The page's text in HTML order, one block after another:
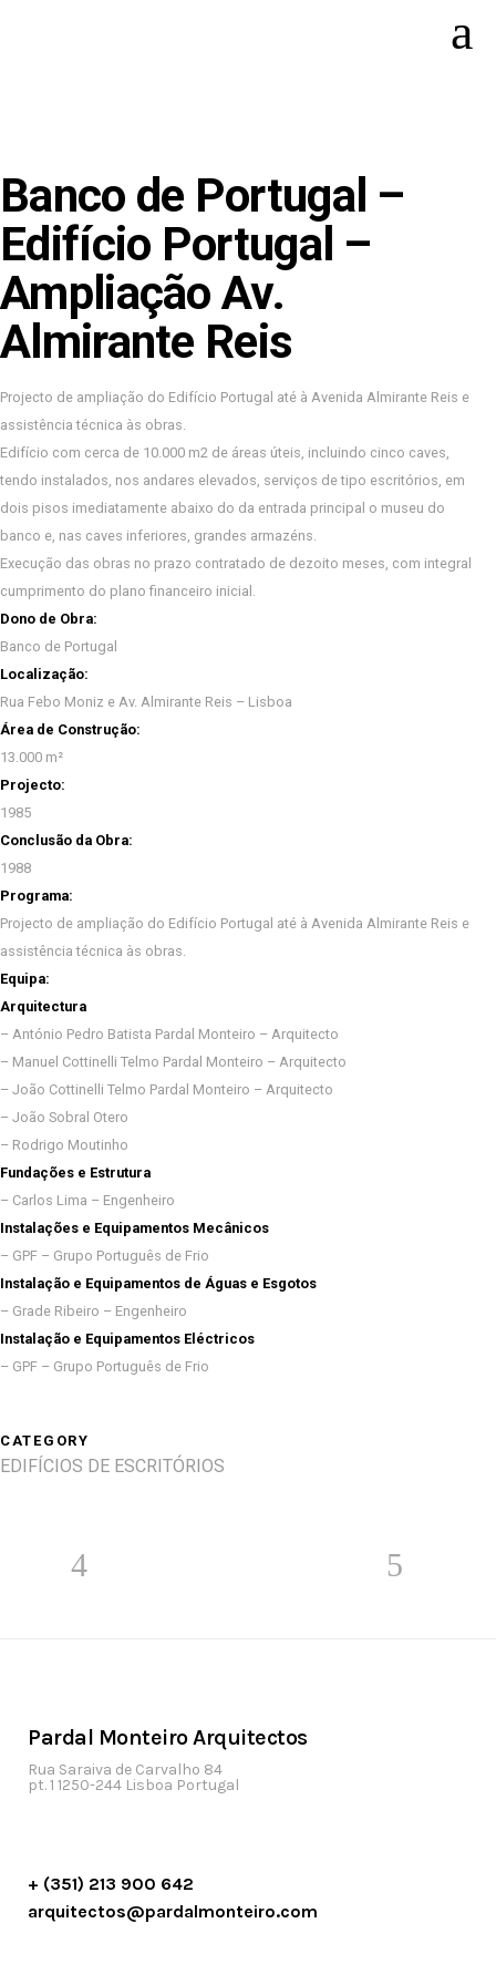
Banco de Portugal –
Edifício Portugal –
Ampliação Av.
Almirante Reis
Projecto de ampliação do Edifício Portugal até à Avenida Almirante Reis e
assistência técnica às obras.
Edifício com cerca de 10.000 m2 de áreas úteis, incluindo cinco caves,
tendo instalados, nos andares elevados, serviços de tipo escritórios, em
dois pisos imediatamente abaixo do da entrada principal o museu do
banco e, nas caves inferiores, grandes armazéns.
Execução das obras no prazo contratado de dezoito meses, com integral
cumprimento do plano financeiro inicial.
Dono de Obra:
Banco de Portugal
Localização:
Rua Febo Moniz e Av. Almirante Reis – Lisboa
Área de Construção:
13.000 m²
Projecto:
1985
Conclusão da Obra:
1988
Programa:
Projecto de ampliação do Edifício Portugal até à Avenida Almirante Reis e
assistência técnica às obras.
Equipa:
Arquitectura
– António Pedro Batista Pardal Monteiro – Arquitecto
– Manuel Cottinelli Telmo Pardal Monteiro – Arquitecto
– João Cottinelli Telmo Pardal Monteiro – Arquitecto
– João Sobral Otero
– Rodrigo Moutinho
Fundações e Estrutura
– Carlos Lima – Engenheiro
Instalações e Equipamentos Mecânicos
– GPF – Grupo Português de Frio
Instalação e Equipamentos de Águas e Esgotos
– Grade Ribeiro – Engenheiro
Instalação e Equipamentos Eléctricos
– GPF – Grupo Português de Frio
CATEGORY
EDIFÍCIOS DE ESCRITÓRIOS
Pardal Monteiro Arquitectos
Rua Saraiva de Carvalho 84
pt. 1 1250-244 Lisboa Portugal
+ (351) 213 900 642
arquitectos@pardalmonteiro.com